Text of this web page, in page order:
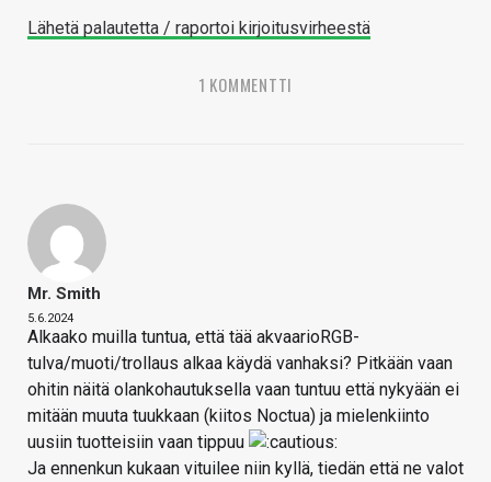
Lähetä palautetta / raportoi kirjoitusvirheestä
1 KOMMENTTI
Mr. Smith
5.6.2024
Alkaako muilla tuntua, että tää akvaarioRGB-
tulva/muoti/trollaus alkaa käydä vanhaksi? Pitkään vaan
ohitin näitä olankohautuksella vaan tuntuu että nykyään ei
mitään muuta tuukkaan (kiitos Noctua) ja mielenkiinto
uusiin tuotteisiin vaan tippuu
Ja ennenkun kukaan vituilee niin kyllä, tiedän että ne valot